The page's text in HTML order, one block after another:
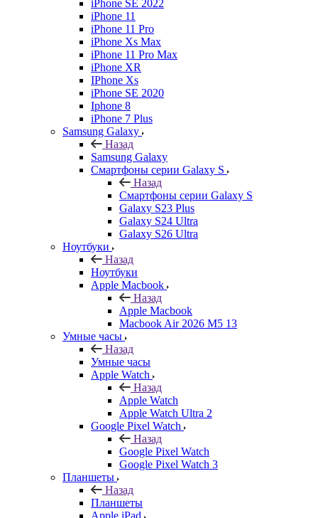
iPhone SE 2022
iPhone 11
iPhone 11 Pro
iPhone Xs Max
iPhone 11 Pro Max
iPhone XR
IPhone Xs
iPhone SE 2020
Iphone 8
iPhone 7 Plus
Samsung Galaxy
Назад
Samsung Galaxy
Смартфоны серии Galaxy S
Назад
Смартфоны серии Galaxy S
Galaxy S23 Plus
Galaxy S24 Ultra
Galaxy S26 Ultra
Ноутбуки
Назад
Ноутбуки
Apple Macbook
Назад
Apple Macbook
Macbook Air 2026 M5 13
Умные часы
Назад
Умные часы
Apple Watch
Назад
Apple Watch
Apple Watch Ultra 2
Google Pixel Watch
Назад
Google Pixel Watch
Google Pixel Watch 3
Планшеты
Назад
Планшеты
Apple iPad